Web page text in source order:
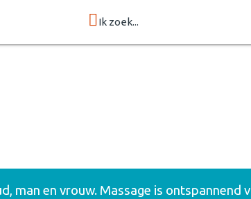
Ik zoek...
man en vrouw. Massage is ontspannend